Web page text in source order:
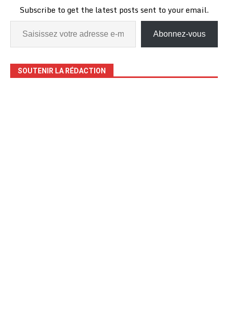
sur 6…
Subscribe to get the latest posts sent to your email.
Abonnez-vous
SOUTENIR LA RÉDACTION